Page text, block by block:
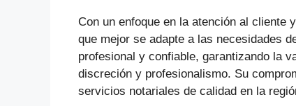
Con un enfoque en la atención al cliente
que mejor se adapte a las necesidades
profesional y confiable, garantizando la
discreción y profesionalismo. Su
servicios notariales de calidad en la